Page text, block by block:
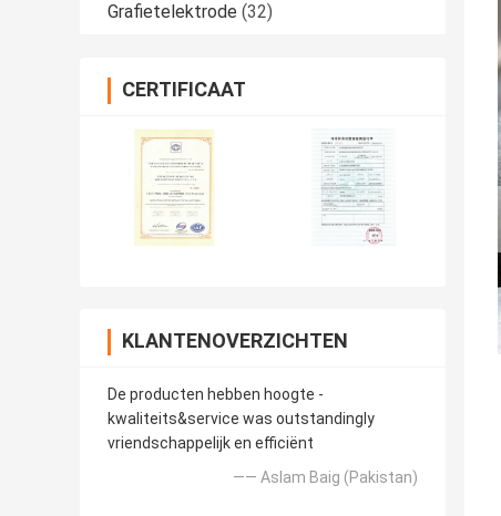
Grafietelektrode (32)
CERTIFICAAT
KLANTENOVERZICHTEN
De producten hebben hoogte -
kwaliteits&service was outstandingly
vriendschappelijk en efficiënt
—— Aslam Baig (Pakistan)